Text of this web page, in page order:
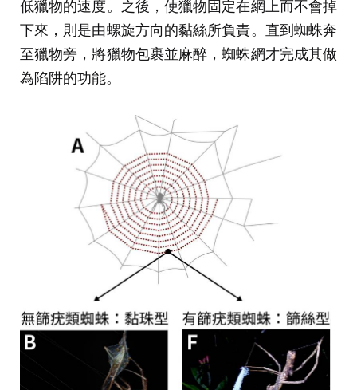
低獵物的速度。之後，使獵物固定在網上而不會掉
下來，則是由螺旋方向的黏絲所負責。直到蜘蛛奔
至獵物旁，將獵物包裹並麻醉，蜘蛛網才完成其做
為陷阱的功能。